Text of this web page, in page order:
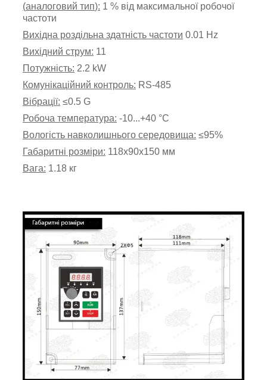
(аналоговий тип): 1 % від максимальної робочої
частоти
Вихідна роздільна здатність частоти 0.01 Hz
Вихідний струм: 11
Потужність: 2.2 kW
Комунікаційний контроль: RS-485
Вібрації: ≤0.5 G
Робоча температура: -10...+40 °С
Вологість навколишнього середовища: ≤95%
Габаритні розміри: 118х90х150 мм
Вага: 1.18 кг